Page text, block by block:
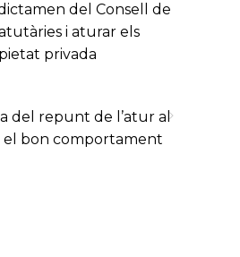
del Consell de
i aturar els
privada
del repunt de l’atur al
bon comportament